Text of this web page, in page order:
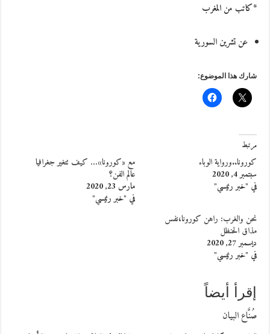
*كاتب من المغرب
عن تشرين السورية
شارك هذا الموضوع:
مرتبط
كورونا..ورواية الوباء
سبتمبر 4, 2020
في "خبر رئيسي"
مع «كورونا»… كيف تتغير جغرافيا
عالم الفن؟
مارس 23, 2020
في "خبر رئيسي"
نحن والغرب: راهن كورونا،نفس
مذاق الحنظل
ديسمبر 27, 2020
في "خبر رئيسي"
إقرأ أيضاً
صُنَّاع البيان